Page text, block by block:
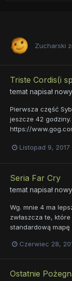
Zucharski
Triste Cordis(i
temat napisał
Pierwsza część
jeszcze 42 godziny.
https://
Listopad 9, 2017
Seria Far Cry
temat napisał
Wg. mnie 4 ma
zwłaszcza te,
standardową mapę
Czerwiec 28,
Ostatnie